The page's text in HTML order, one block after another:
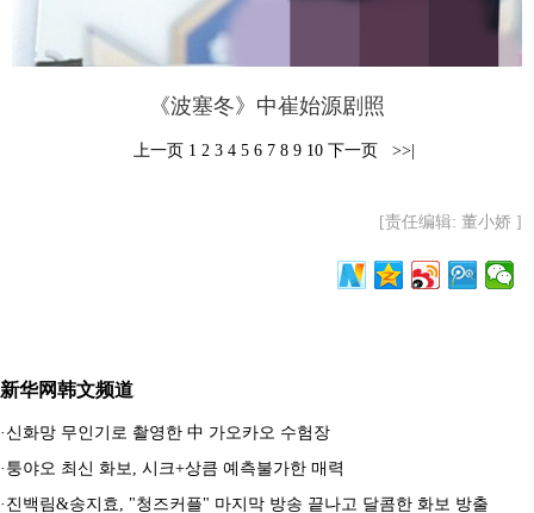
《波塞冬》中崔始源剧照
上一页 1 2 3 4 5 6 7 8 9 10 下一页 >>|
[责任编辑: 董小娇 ]
新华网韩文频道
· 신화망 무인기로 촬영한 中 가오카오 수험장
· 퉁야오 최신 화보, 시크+상큼 예측불가한 매력
· 진백림&송지효, "청즈커플" 마지막 방송 끝나고 달콤한 화보 방출